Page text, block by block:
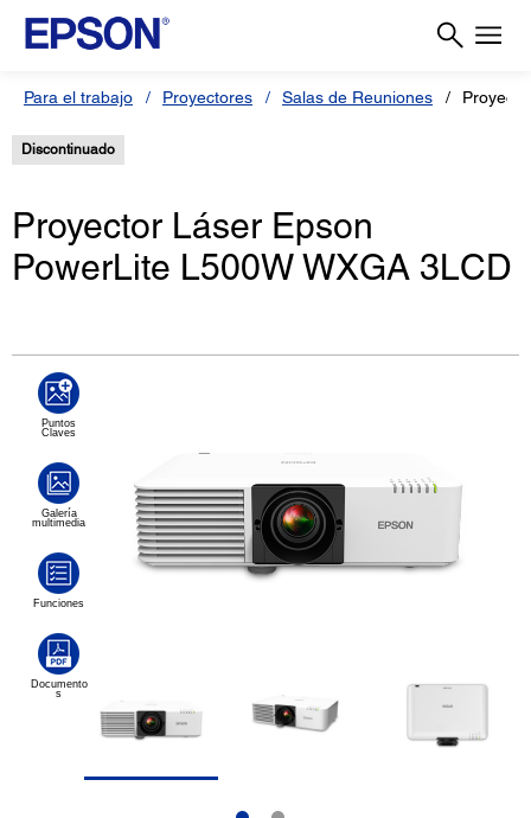
Para el trabajo Proyectores Salas de Reuniones
Discontinuado
Proyector Láser Epson
PowerLite L500W WXGA 3LCD